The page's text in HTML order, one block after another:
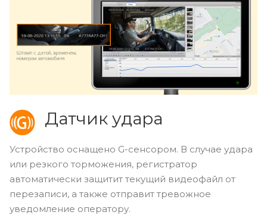
Датчик удара
Устройство оснащено G-сенсором. В случае удара
или резкого торможения, регистратор
автоматически защитит текущий видеофайл от
перезаписи, а также отправит тревожное
уведомление оператору.